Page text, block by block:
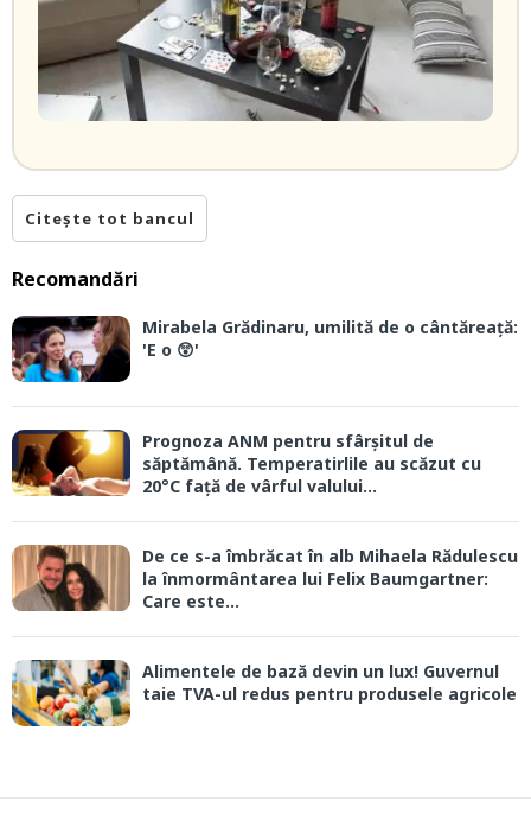
Citește tot bancul
Recomandări
Mirabela Grădinaru, umilită de o cântăreață:
'E o 😲'
Prognoza ANM pentru sfârșitul de
săptămână. Temperatirlile au scăzut cu
20°C față de vârful valului...
De ce s-a îmbrăcat în alb Mihaela Rădulescu
la înmormântarea lui Felix Baumgartner:
Care este...
Alimentele de bază devin un lux! Guvernul
taie TVA-ul redus pentru produsele agricole